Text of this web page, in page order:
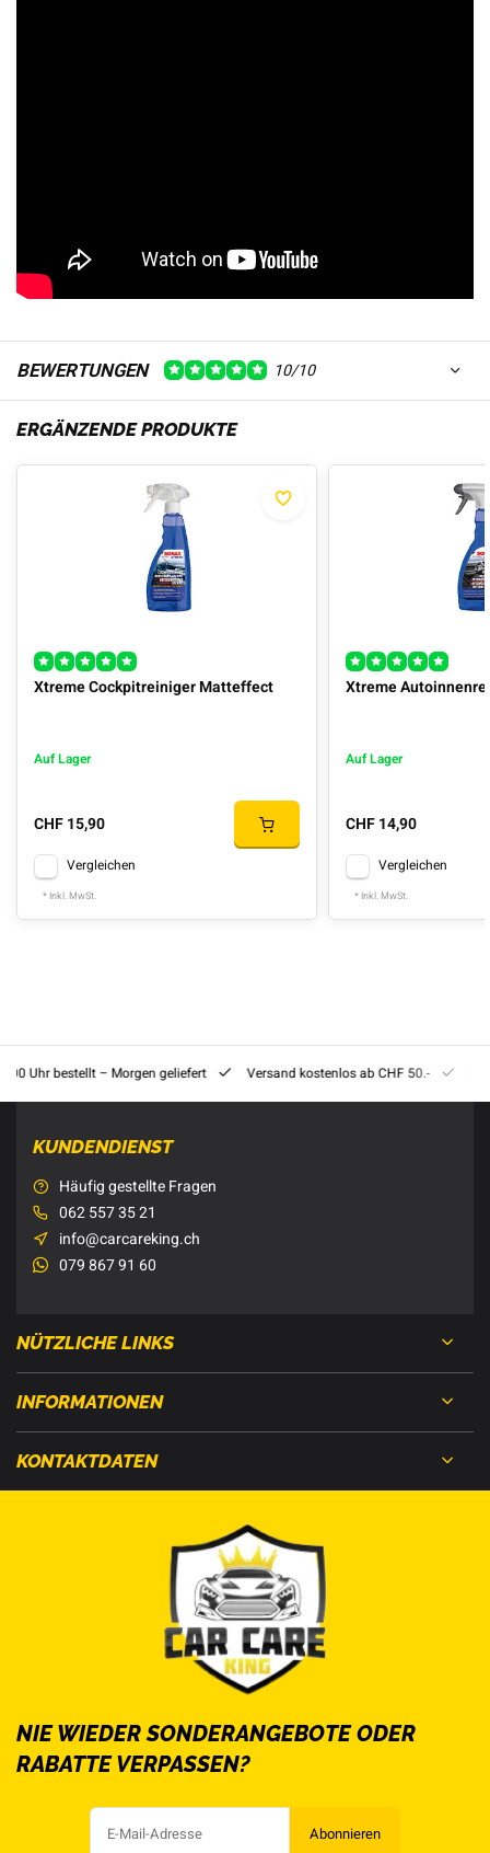
BEWERTUNGEN 10/10
ERGÄNZENDE PRODUKTE
Xtreme Cockpitreiniger Matteffect
Auf Lager
CHF 15,90
Vergleichen
* Inkl. MwSt.
Xtreme
Auf Lager
CHF 14,90
Vergleichen
* Inkl. MwSt.
Uhr bestellt – Morgen geliefert Versand kostenlos ab CHF 50.-
KUNDENDIENST
Häufig gestellte Fragen
062 557 35 21
info@carcareking.ch
079 867 91 60
NÜTZLICHE LINKS
INFORMATIONEN
KONTAKTDATEN
NIE WIEDER SONDERANGEBOTE ODER
RABATTE VERPASSEN?
Abonnieren